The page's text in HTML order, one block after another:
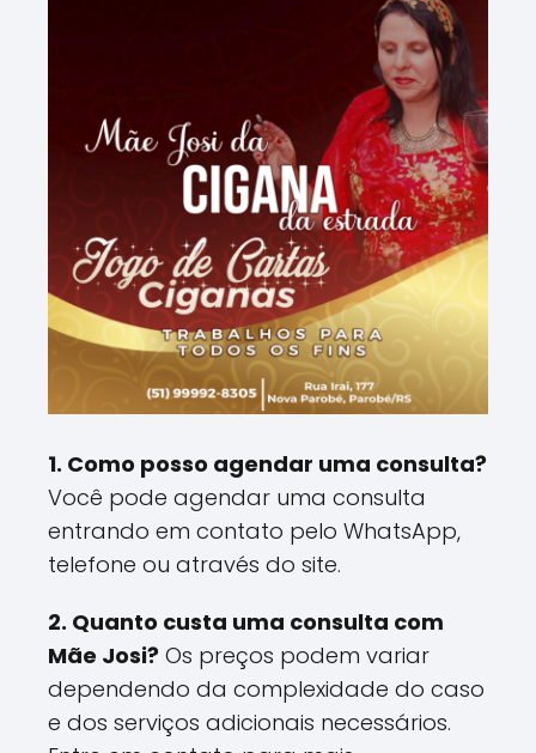
1. Como posso agendar uma consulta?
Você pode agendar uma consulta
entrando em contato pelo WhatsApp,
telefone ou através do site.
2. Quanto custa uma consulta com
Mãe Josi? Os preços podem variar
dependendo da complexidade do caso
e dos serviços adicionais necessários.